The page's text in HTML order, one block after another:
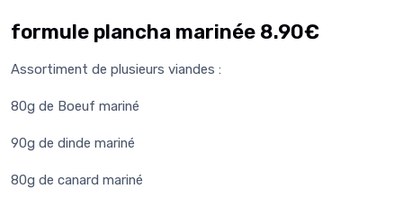
formule plancha marinée 8.90€
Assortiment de plusieurs viandes :
80g de Boeuf mariné
90g de dinde mariné
80g de canard mariné